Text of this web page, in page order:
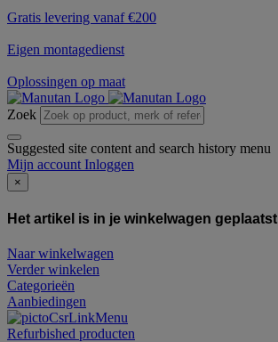
Gratis levering vanaf €200
Eigen montagedienst
Oplossingen op maat
Zoek
Suggested site content and search history menu
Mijn account Inloggen
×
Het artikel is in je winkelwagen geplaatst
Naar winkelwagen
Verder winkelen
Categorieën
Aanbiedingen
Refurbished producten